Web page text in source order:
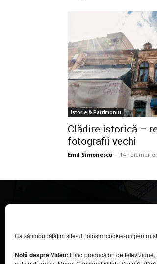
Ca să îmbunătățim site-ul, folosim cookie-uri pentru
Notă despre Video: Fiind producători de
Istorie & Patrimoniu
Clădire istorică –
fotografii vechi
Emil Simonescu - 14 noiembrie
COOL MEDIA BROADCASTING & EVENTS SRL.
Toate drepturile rezervate.
Contacte în secțiunea „Despre noi”.